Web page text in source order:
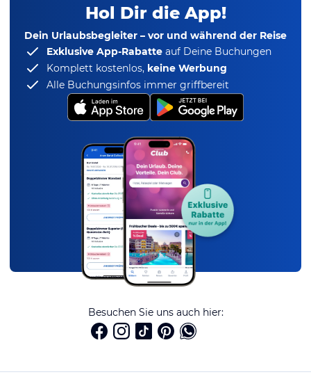
Hol Dir die App!
Dein Urlaubsbegleiter – vor und während der Reise
Exklusive App-Rabatte auf Deine Buchungen
Komplett kostenlos, keine Werbung
Alle Buchungsinfos immer griffbereit
Besuchen Sie uns auch hier: